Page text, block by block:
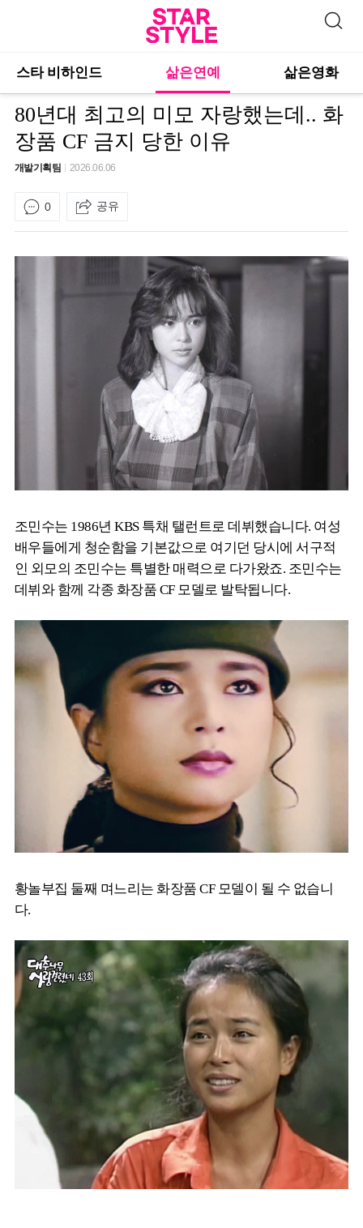
스타 비하인드 삶은연예 삶은영화
80년대 최고의 미모 자랑했는데.. 화
장품 CF 금지 당한 이유
개발기획팀 2026.06.06
0 공유
조민수는 1986년 KBS 특채 탤런트로 데뷔했습니다. 여성
배우들에게 청순함을 기본값으로 여기던 당시에 서구적
인 외모의 조민수는 특별한 매력으로 다가왔죠. 조민수는
데뷔와 함께 각종 화장품 CF 모델로 발탁됩니다.
황놀부집 둘째 며느리는 화장품 CF 모델이 될 수 없습니
다.